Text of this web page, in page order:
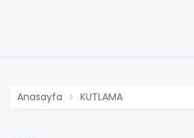
Anasayfa KUTLAMA